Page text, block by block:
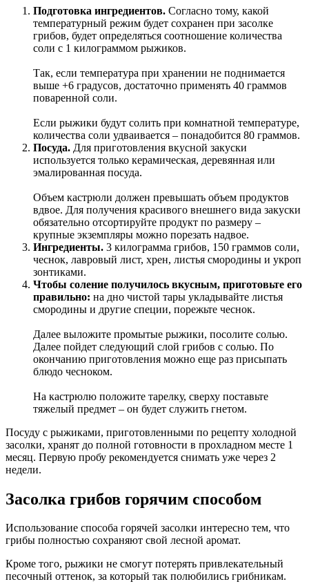
Подготовка ингредиентов. Согласно тому, какой
температурный режим будет сохранен при засолке
грибов, будет определяться соотношение количества
соли с 1 килограммом рыжиков.
Так, если температура при хранении не поднимается
выше +6 градусов, достаточно применять 40 граммов
поваренной соли.
Если рыжики будут солить при комнатной температуре,
количества соли удваивается – понадобится 80 граммов.
Посуда. Для приготовления вкусной закуски
используется только керамическая, деревянная или
эмалированная посуда.
Объем кастрюли должен превышать объем продуктов
вдвое. Для получения красивого внешнего вида закуски
обязательно отсортируйте продукт по размеру –
крупные экземпляры можно порезать надвое.
Ингредиенты. 3 килограмма грибов, 150 граммов соли,
чеснок, лавровый лист, хрен, листья смородины и укроп
зонтиками.
Чтобы соление получилось вкусным, приготовьте его
правильно: на дно чистой тары укладывайте листья
смородины и другие специи, порежьте чеснок.
Далее выложите промытые рыжики, посолите солью.
Далее пойдет следующий слой грибов с солью. По
окончанию приготовления можно еще раз присыпать
блюдо чесноком.
На кастрюлю положите тарелку, сверху поставьте
тяжелый предмет – он будет служить гнетом.
Посуду с рыжиками, приготовленными по рецепту холодной
засолки, хранят до полной готовности в прохладном месте 1
месяц. Первую пробу рекомендуется снимать уже через 2
недели.
Засолка грибов горячим способом
Использование способа горячей засолки интересно тем, что
грибы полностью сохраняют свой лесной аромат.
Кроме того, рыжики не смогут потерять привлекательный
песочный оттенок, за который так полюбились грибникам.